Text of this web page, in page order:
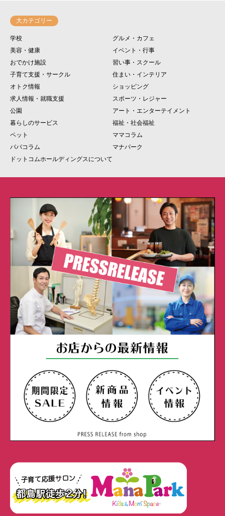
大カテゴリー
学校
グルメ・カフェ
美容・健康
イベント・行事
おでかけ施設
習い事・スクール
子育て支援・サークル
住まい・インテリア
オトク情報
ショッピング
求人情報・就職支援
スポーツ・レジャー
公園
アート・エンターテイメント
暮らしのサービス
福祉・社会福祉
ペット
ママコラム
パパコラム
マナパーク
ドットコムホールディングスについて